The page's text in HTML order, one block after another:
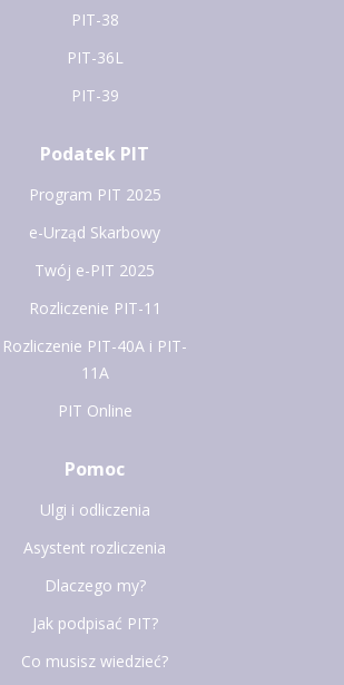
PIT-38
PIT-36L
PIT-39
Podatek PIT
Program PIT 2025
e-Urząd Skarbowy
Twój e-PIT 2025
Rozliczenie PIT-11
Rozliczenie PIT-40A i PIT-
11A
PIT Online
Pomoc
Ulgi i odliczenia
Asystent rozliczenia
Dlaczego my?
Jak podpisać PIT?
Co musisz wiedzieć?